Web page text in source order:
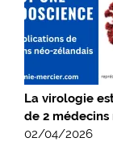
La virologie
de 2
02/04/2026